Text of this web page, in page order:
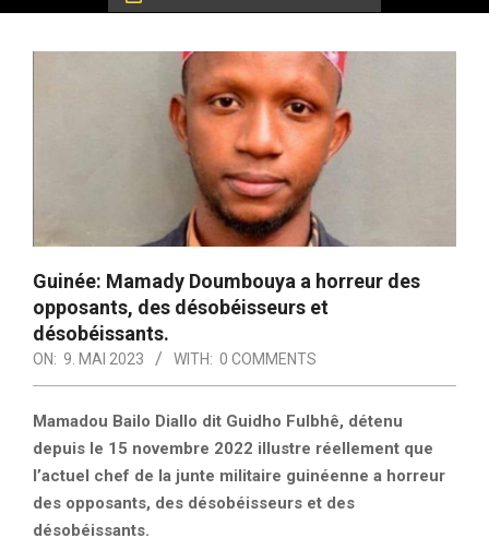
Guinée: Mamady Doumbouya a horreur des
opposants, des désobéisseurs et
désobéissants.
ON: 9. MAI 2023 WITH: 0 COMMENTS
Mamadou Bailo Diallo dit Guidho Fulbhê, détenu
depuis le 15 novembre 2022 illustre réellement que
l’actuel chef de la junte militaire guinéenne a horreur
des opposants, des désobéisseurs et des
désobéissants.